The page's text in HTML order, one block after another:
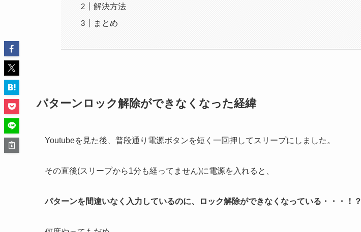
解決方法
まとめ
パターンロック解除ができなくなった経緯
Youtubeを見た後、普段通り電源ボタンを短く一回押してスリープにしました。
その直後(スリープから1分も経ってません)に電源を入れると、
パターンを間違いなく入力しているのに、ロック解除ができなくなっている・・・！？